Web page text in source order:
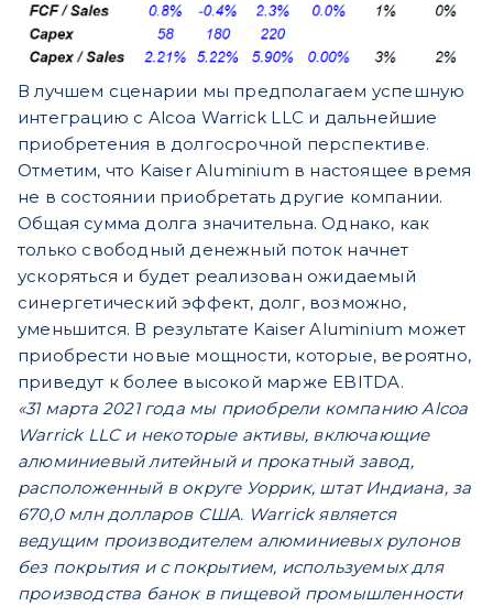
В лучшем сценарии мы предполагаем успешную
интеграцию с Alcoa Warrick LLC и дальнейшие
приобретения в долгосрочной перспективе.
Отметим, что Kaiser Aluminium в настоящее время
не в состоянии приобретать другие компании.
Общая сумма долга значительна. Однако, как
только свободный денежный поток начнет
ускоряться и будет реализован ожидаемый
синергетический эффект, долг, возможно,
уменьшится. В результате Kaiser Aluminium может
приобрести новые мощности, которые, вероятно,
приведут к более высокой марже EBITDA.
«31 марта 2021 года мы приобрели компанию Alcoa
Warrick LLC и некоторые активы, включающие
алюминиевый литейный и прокатный завод,
расположенный в округе Уоррик, штат Индиана, за
670,0 млн долларов США. Warrick является
ведущим производителем алюминиевых рулонов
без покрытия и с покрытием, используемых для
производства банок в пищевой промышленности